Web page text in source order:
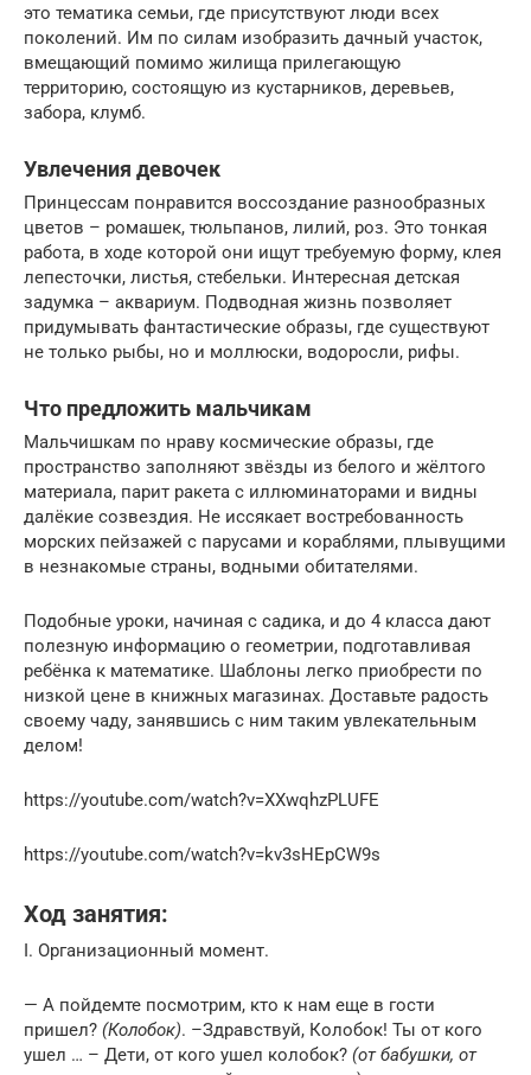
это тематика семьи, где присутствуют люди всех
поколений. Им по силам изобразить дачный участок,
вмещающий помимо жилища прилегающую
территорию, состоящую из кустарников, деревьев,
забора, клумб.
Увлечения девочек
Принцессам понравится воссоздание разнообразных
цветов – ромашек, тюльпанов, лилий, роз. Это тонкая
работа, в ходе которой они ищут требуемую форму, клея
лепесточки, листья, стебельки. Интересная детская
задумка – аквариум. Подводная жизнь позволяет
придумывать фантастические образы, где существуют
не только рыбы, но и моллюски, водоросли, рифы.
Что предложить мальчикам
Мальчишкам по нраву космические образы, где
пространство заполняют звёзды из белого и жёлтого
материала, парит ракета с иллюминаторами и видны
далёкие созвездия. Не иссякает востребованность
морских пейзажей с парусами и кораблями, плывущими
в незнакомые страны, водными обитателями.
Подобные уроки, начиная с садика, и до 4 класса дают
полезную информацию о геометрии, подготавливая
ребёнка к математике. Шаблоны легко приобрести по
низкой цене в книжных магазинах. Доставьте радость
своему чаду, занявшись с ним таким увлекательным
делом!
https://youtube.com/watch?v=XXwqhzPLUFE
https://youtube.com/watch?v=kv3sHEpCW9s
Ход занятия:
I. Организационный момент.
— А пойдемте посмотрим, кто к нам еще в гости
пришел? (Колобок). –Здравствуй, Колобок! Ты от кого
ушел … – Дети, от кого ушел колобок? (от бабушки, от